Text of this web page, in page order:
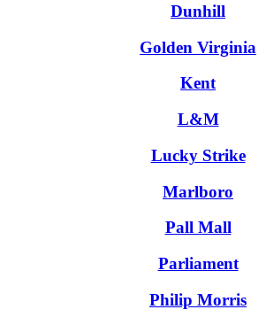
Dunhill
Golden Virginia
Kent
L&M
Lucky Strike
Marlboro
Pall Mall
Parliament
Philip Morris